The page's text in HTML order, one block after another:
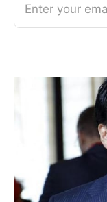
Enter your